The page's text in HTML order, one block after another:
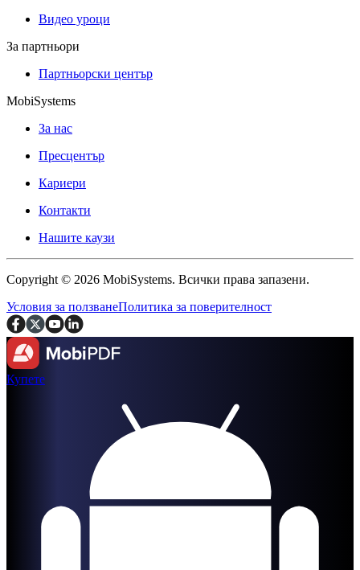
Видео уроци
За партньори
Партньорски център
MobiSystems
За нас
Пресцентър
Кариери
Контакти
Нашите каузи
Copyright © 2026 MobiSystems. Всички права запазени.
Условия за ползванеПолитика за поверителност
Купете